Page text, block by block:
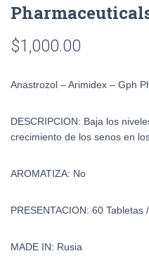
$1,000.00
Anastrozol – Arimidex – Gph
DESCRIPCION: Baja los
crecimiento de los senos en
AROMATIZA: No
PRESENTACION: 60 Tabletas
MADE IN: Rusia